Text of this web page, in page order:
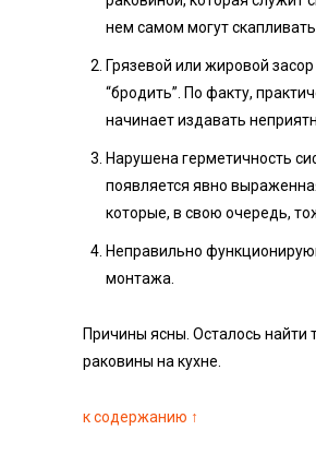
нем самом могут
Грязевой или жировой
“бродить”. По факту,
начинает издавать
Нарушена герметичность
появляется явно
которые, в свою очередь,
Неправильно
монтажа.
Причины ясны. Осталось найти
раковины на кухне.
к содержанию ↑